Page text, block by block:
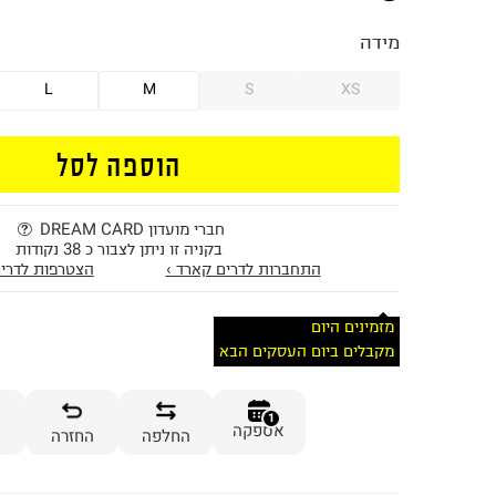
מידה
XS
S
M
L
הוספה לסל
חברי מועדון DREAM CARD
בקניה זו ניתן לצבור כ 38 נקודות
התחברות לדרים קארד ›
הצטרפות
מזמינים היום
מקבלים ביום העסקים הבא
1
אספקה החלפה החזרה